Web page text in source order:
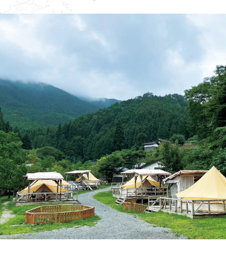
ふるさと散歩
おのえきTIMES
雑貨シリーズ
恋するジャージー 瀬戸田レモン
蒜山ショコラ
蒜山ショコラクッキーズ
せとうちのおいしいシリーズ
生スフレ ふわり～ぬ
マップ・一覧から探す
カテゴリー・タグ・キーワードから探す
第16回 Re： 第15回 未来へつなぐ人
第14回 持続と進化 第13回 せとうちの海を育む山々
第12回 挑戦 第11回 せとうち
第10回 岡山・備後の果物 第9回 岡山・備後のうめぇもん
第8回 岡山市 第7回 美作市/西粟倉村/奈義町/勝央町
SAKU美SAKU楽
SETOUCHI TRAIN
La Malle de Bois
地酒列車
スローライフ列車
ふるさとおこしプロジェクトとは
活動内容